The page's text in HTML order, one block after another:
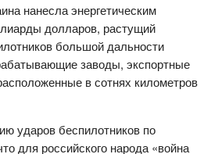
нанесла энергетическим
долларов, растущий
большой дальности
заводы, экспортные
в сотнях километров
ударов беспилотников по
для российского народа «война